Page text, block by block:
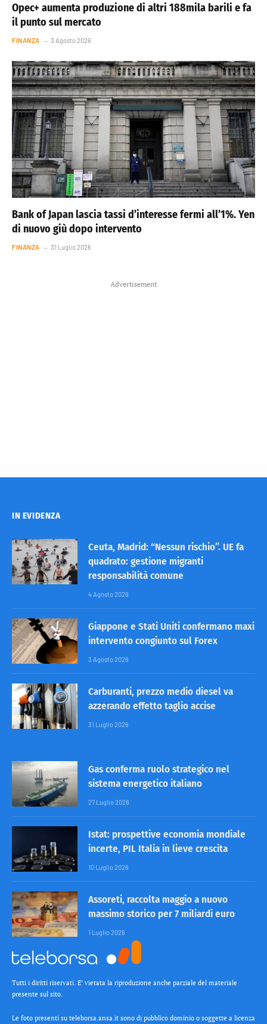
Opec+ aumenta produzione di altri 188mila barili e fa
il punto sul mercato
FINANZA 3 Agosto 2026
Bank of Japan lascia tassi d’interesse fermi all’1%. Yen
di nuovo giù dopo intervento
FINANZA 31 Luglio 2026
Advertisement
IN EVIDENZA
Ceuta, Madrid: “Nessun rischio”. UE fa
quadrato: gestione migranti
responsabilità comune
4 Agosto 2026
Giappone e Stati Uniti confermano maxi
intervento congiunto sul Forex
3 Agosto 2026
Carburanti, prezzo medio diesel va
azzerando effetto taglio accise
31 Luglio 2026
Gas conferma ruolo strategico nel
sistema energetico italiano
27 Luglio 2026
Istat: prospettive economia mondiale
incerte, PIL Italia in lieve crescita
10 Luglio 2026
Assoreti, raccolta maggio a nuovo
massimo storico per 7 miliardi euro
1 Luglio 2026
Tutti i diritti riservati. E’ vietata la riproduzione anche parziale del materiale
presente sul sito.
Le foto presenti su teleborsa.ansa.it sono di pubblico dominio o soggette a licenza